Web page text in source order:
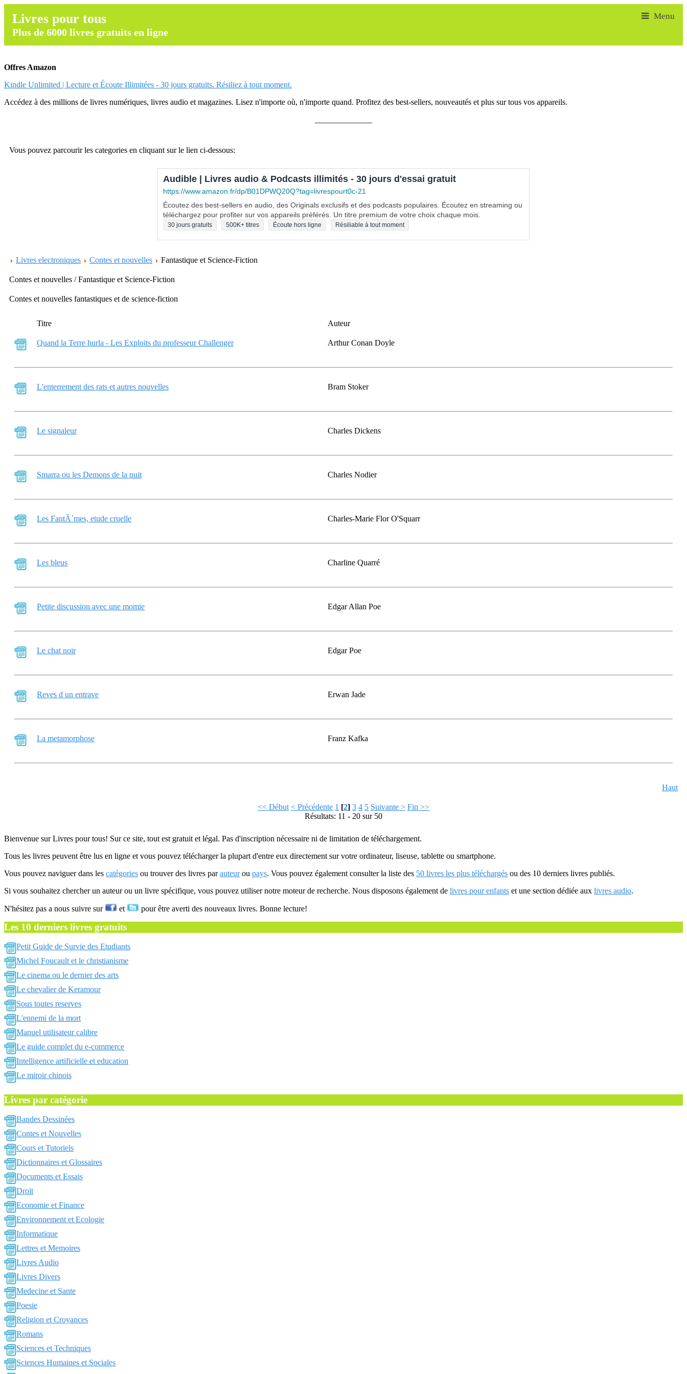
Livres pour tous
Plus de 6000 livres gratuits en ligne
Offres Amazon
Kindle Unlimited | Lecture et Écoute Illimitées - 30 jours gratuits. Résiliez à tout moment.
Accédez à des millions de livres numériques, livres audio et magazines. Lisez n'importe où, n'importe quand. Profitez des best-sellers, nouveautés et plus sur tous vos appareils.
Vous pouvez parcourir les categories en cliquant sur le lien ci-dessous:
Audible | Livres audio & Podcasts illimités - 30 jours d'essai gratuit
https://www.amazon.fr/dp/B01DPWQ20Q?tag=livrespourt0c-21
Écoutez des best-sellers en audio, des Originals exclusifs et des podcasts populaires. Écoutez en streaming ou
téléchargez pour profiter sur vos appareils préférés. Un titre premium de votre choix chaque mois.
30 jours gratuits 500K+ titres Écoute hors ligne Résiliable à tout moment
Livres electroniques Contes et nouvelles Fantastique et Science-Fiction
Contes et nouvelles / Fantastique et Science-Fiction
Contes et nouvelles fantastiques et de science-fiction
Titre Auteur
Quand la Terre hurla - Les Exploits du professeur Challenger Arthur Conan Doyle
L'enterrement des rats et autres nouvelles Bram Stoker
Le signaleur Charles Dickens
Smarra ou les Demons de la nuit Charles Nodier
Les FantÃ´mes, etude cruelle Charles-Marie Flor O'Squarr
Les bleus Charline Quarré
Petite discussion avec une momie Edgar Allan Poe
Le chat noir Edgar Poe
Reves d un entrave Erwan Jade
La metamorphose Franz Kafka
Haut
<< Début < Précédente 1 [2] 3 4 5 Suivante > Fin >>
Résultats: 11 - 20 sur 50
Bienvenue sur Livres pour tous! Sur ce site, tout est gratuit et légal. Pas d'inscription nécessaire ni de limitation de téléchargement.
Tous les livres peuvent être lus en ligne et vous pouvez télécharger la plupart d'entre eux directement sur votre ordinateur, liseuse, tablette ou smartphone.
Vous pouvez naviguer dans les catégories ou trouver des livres parauteurou pays. Vous pouvez également consulter la liste des 50 livres les plus téléchargés ou des 10 derniers livres publiés.
Si vous souhaitez chercher un auteur ou un livre spécifique, vous pouvez utiliser notre moteur de recherche. Nous disposons également de livres pour enfants et une section dédiée aux livres audio.
N'hésitez pas a nous suivre sur et pour être averti des nouveaux livres. Bonne lecture!
Les 10 derniers livres gratuits
Petit Guide de Survie des Etudiants
Michel Foucault et le christianisme
Le cinema ou le dernier des arts
Le chevalier de Keramour
Sous toutes reserves
L'ennemi de la mort
Manuel utilisateur calibre
Le guide complet du e-commerce
Intelligence artificielle et education
Le miroir chinois
Livres par catégorie
Bandes Dessinées
Contes et Nouvelles
Cours et Tutoriels
Dictionnaires et Glossaires
Documents et Essais
Droit
Economie et Finance
Environnement et Ecologie
Informatique
Lettres et Memoires
Livres Audio
Livres Divers
Medecine et Sante
Poesie
Religion et Croyances
Romans
Sciences et Techniques
Sciences Humaines et Sociales